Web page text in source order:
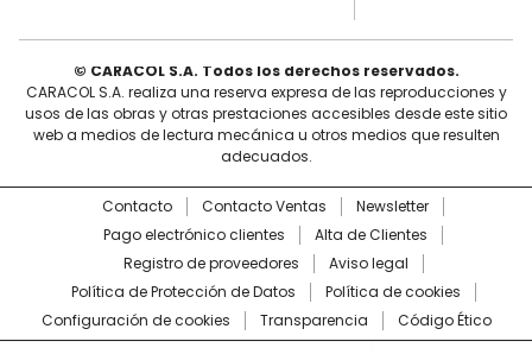
© CARACOL S.A. Todos los derechos reservados.
CARACOL S.A. realiza una reserva expresa de las reproducciones y
usos de las obras y otras prestaciones accesibles desde este sitio
web a medios de lectura mecánica u otros medios que resulten
adecuados.
Contacto Contacto Ventas
Newsletter
Pago electrónico clientes
Alta de Clientes
Registro de proveedores
Aviso legal
Política de Protección de Datos
Política de cookies
Configuración de cookies
Transparencia Código Ético